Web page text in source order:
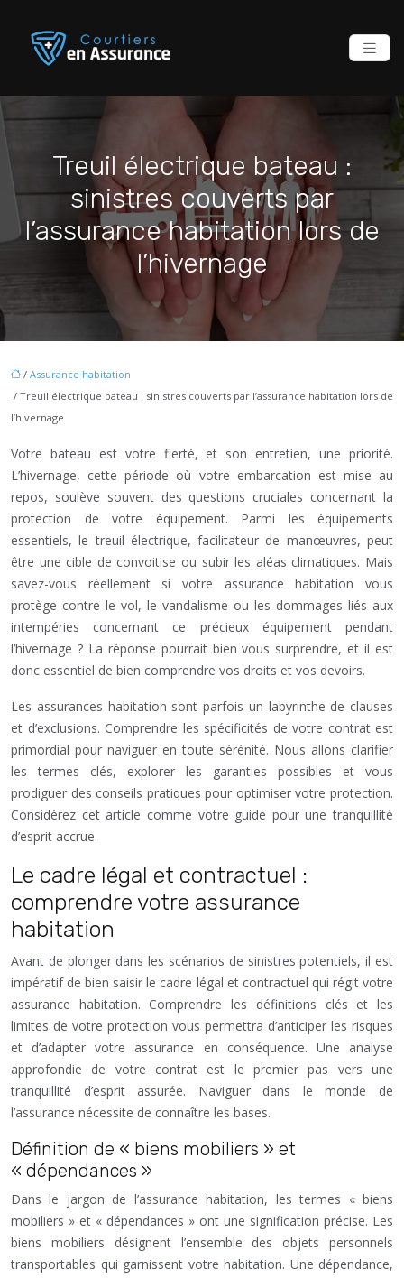
Treuil électrique bateau :
sinistres couverts par
l’assurance habitation lors de
l’hivernage
/ Assurance habitation
/ Treuil électrique bateau : sinistres couverts par l’assurance habitation lors de
l’hivernage
Votre bateau est votre fierté, et son entretien, une priorité.
L’hivernage, cette période où votre embarcation est mise au
repos, soulève souvent des questions cruciales concernant la
protection de votre équipement. Parmi les équipements
essentiels, le treuil électrique, facilitateur de manœuvres, peut
être une cible de convoitise ou subir les aléas climatiques. Mais
savez-vous réellement si votre assurance habitation vous
protège contre le vol, le vandalisme ou les dommages liés aux
intempéries concernant ce précieux équipement pendant
l’hivernage ? La réponse pourrait bien vous surprendre, et il est
donc essentiel de bien comprendre vos droits et vos devoirs.
Les assurances habitation sont parfois un labyrinthe de clauses
et d’exclusions. Comprendre les spécificités de votre contrat est
primordial pour naviguer en toute sérénité. Nous allons clarifier
les termes clés, explorer les garanties possibles et vous
prodiguer des conseils pratiques pour optimiser votre protection.
Considérez cet article comme votre guide pour une tranquillité
d’esprit accrue.
Le cadre légal et contractuel :
comprendre votre assurance
habitation
Avant de plonger dans les scénarios de sinistres potentiels, il est
impératif de bien saisir le cadre légal et contractuel qui régit votre
assurance habitation. Comprendre les définitions clés et les
limites de votre protection vous permettra d’anticiper les risques
et d’adapter votre assurance en conséquence. Une analyse
approfondie de votre contrat est le premier pas vers une
tranquillité d’esprit assurée. Naviguer dans le monde de
l’assurance nécessite de connaître les bases.
Définition de « biens mobiliers » et
« dépendances »
Dans le jargon de l’assurance habitation, les termes « biens
mobiliers » et « dépendances » ont une signification précise. Les
biens mobiliers désignent l’ensemble des objets personnels
transportables qui garnissent votre habitation. Une dépendance,